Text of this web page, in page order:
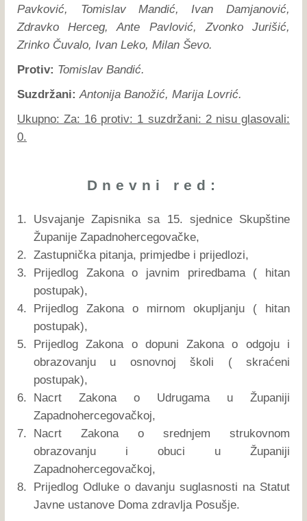
Pavković, Tomislav Mandić, Ivan Damjanović,
Zdravko Herceg, Ante Pavlović, Zvonko Jurišić,
Zrinko Čuvalo, Ivan Leko, Milan Ševo.
Protiv: Tomislav Bandić.
Suzdržani: Antonija Banožić, Marija Lovrić.
Ukupno: Za: 16 protiv: 1 suzdržani: 2 nisu glasovali:
0.
Dnevni red:
1.
Usvajanje Zapisnika sa 15. sjednice Skupštine
Županije Zapadnohercegovačke,
2. Zastupnička pitanja, primjedbe i prijedlozi,
3.
Prijedlog Zakona o javnim priredbama ( hitan
postupak),
4.
Prijedlog Zakona o mirnom okupljanju ( hitan
postupak),
5.
Prijedlog Zakona o dopuni Zakona o odgoju i
obrazovanju u osnovnoj školi ( skraćeni
postupak),
6.
Nacrt Zakona o Udrugama u Županiji
Zapadnohercegovačkoj,
7.
Nacrt Zakona o srednjem strukovnom
obrazovanju i obuci u Županiji
Zapadnohercegovačkoj,
8.
Prijedlog Odluke o davanju suglasnosti na Statut
Javne ustanove Doma zdravlja Posušje.